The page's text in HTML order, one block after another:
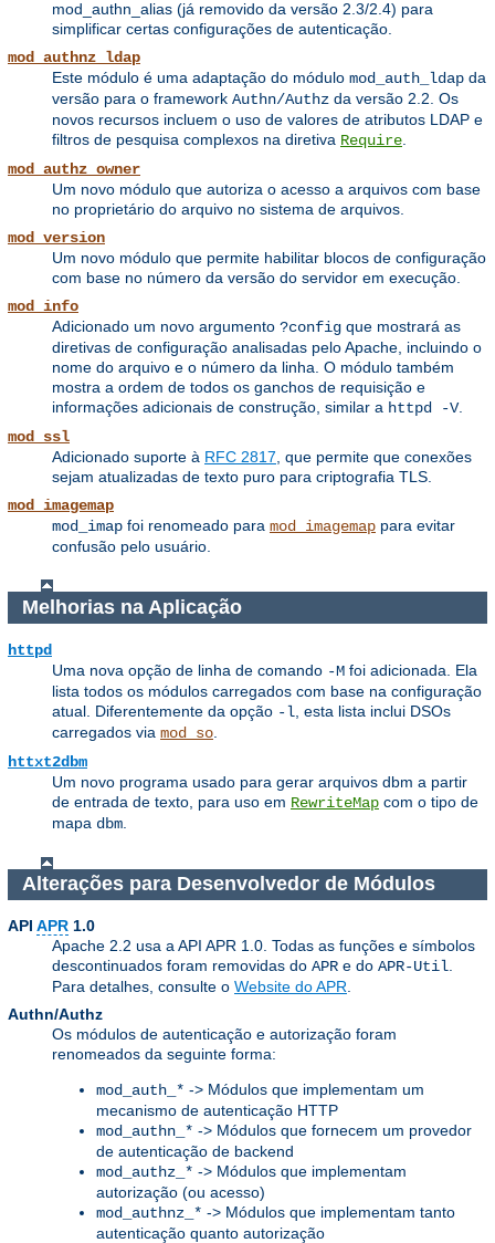
mod_authn_alias (já removido da versão 2.3/2.4) para
simplificar certas configurações de autenticação.
mod_authnz_ldap
Este módulo é uma adaptação do módulo mod_auth_ldap da
versão para o framework Authn/Authz da versão 2.2. Os
novos recursos incluem o uso de valores de atributos LDAP e
filtros de pesquisa complexos na diretiva Require.
mod_authz_owner
Um novo módulo que autoriza o acesso a arquivos com base
no proprietário do arquivo no sistema de arquivos.
mod_version
Um novo módulo que permite habilitar blocos de configuração
com base no número da versão do servidor em execução.
mod_info
Adicionado um novo argumento ?config que mostrará as
diretivas de configuração analisadas pelo Apache, incluindo o
nome do arquivo e o número da linha. O módulo também
mostra a ordem de todos os ganchos de requisição e
informações adicionais de construção, similar a httpd -V.
mod_ssl
Adicionado suporte à RFC 2817, que permite que conexões
sejam atualizadas de texto puro para criptografia TLS.
mod_imagemap
mod_imap foi renomeado para mod_imagemap para evitar
confusão pelo usuário.
Melhorias na Aplicação
httpd
Uma nova opção de linha de comando -M foi adicionada. Ela
lista todos os módulos carregados com base na configuração
atual. Diferentemente da opção -l , esta lista inclui DSOs
carregados via mod_so
httxt2dbm
Um novo programa usado para gerar arquivos dbm a partir
de entrada de texto, para uso em RewriteMap com o tipo de
mapa dbm
Alterações para Desenvolvedor de Módulos
API APR 1.0
Apache 2.2 usa a API APR 1.0. Todas as funções e símbolos
descontinuados foram removidas do APR e do APR-Util
Para detalhes, consulte o Website do APR
Authn/Authz
Os módulos de autenticação e autorização foram
renomeados da seguinte forma:
mod_auth_* -> Módulos que implementam um
mecanismo de autenticação HTTP
mod_authn_* -> Módulos que fornecem um provedor
de autenticação de backend
mod_authz_* -> Módulos que implementam
autorização (ou acesso)
mod_authnz_* -> Módulos que implementam tanto
autenticação quanto autorização